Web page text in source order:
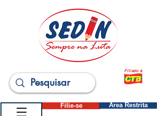
Filiado à
Filie-se Área Restrita